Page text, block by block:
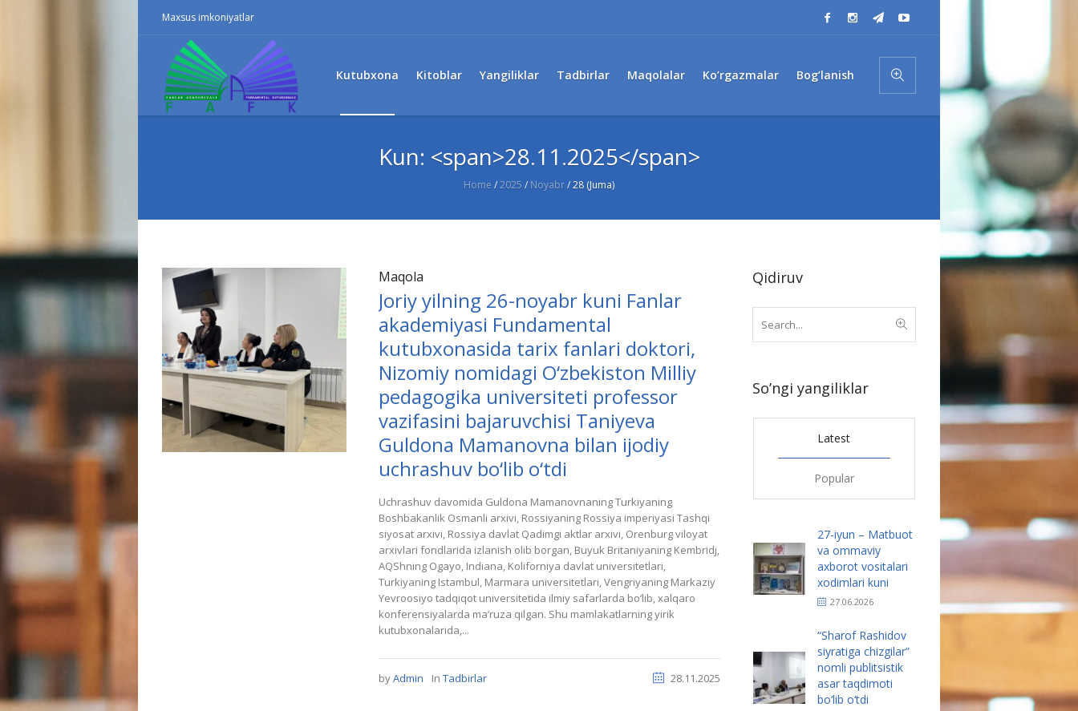
Maxsus imkoniyatlar
Kutubxona Kitoblar Yangiliklar Tadbirlar Maqolalar Ko’rgazmalar Bog’lanish
Kun: <span>28.11.2025</span>
Home /2025 / Noyabr/28 (Juma)
Maqola
Joriy yilning 26-noyabr kuni Fanlar
akademiyasi Fundamental
kutubxonasida tarix fanlari doktori,
Nizomiy nomidagi O‘zbekiston Milliy
pedagogika universiteti professor
vazifasini bajaruvchisi Taniyeva
Guldona Mamanovna bilan ijodiy
uchrashuv bo‘lib o‘tdi
Uchrashuv davomida Guldona Mamanovnaning Turkiyaning
Boshbakanlik Osmanli arxivi, Rossiyaning Rossiya imperiyasi Tashqi
siyosat arxivi, Rossiya davlat Qadimgi aktlar arxivi, Orenburg viloyat
arxivlari fondlarida izlanish olib borgan, Buyuk Britaniyaning Kembridj,
AQShning Ogayo, Indiana, Koliforniya davlat universitetlari,
Turkiyaning Istambul, Marmara universitetlari, Vengriyaning Markaziy
Yevroosiyo tadqiqot universitetida ilmiy safarlarda bo‘lib, xalqaro
konferensiyalarda ma’ruza qilgan. Shu mamlakatlarning yirik
kutubxonalarida,...
28.11.2025
byAdmin In Tadbirlar
Qidiruv
So’ngi yangiliklar
Latest
Popular
27-iyun – Matbuot
va ommaviy
axborot vositalari
xodimlari kuni
27.06.2026
“Sharof Rashidov
siyratiga chizgilar”
nomli publitsistik
asar taqdimoti
bo‘lib o‘tdi